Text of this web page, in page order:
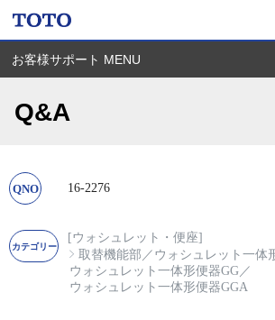
お客様サポート MENU
Q&A
16-2276
[ウォシュレット・便座]
取替機能部 ／ ウォシュレット一体
ウォシュレット一体形便器GG／
ウォシュレット一体形便器GGA